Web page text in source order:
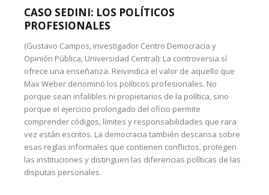
CASO SEDINI: LOS POLÍTICOS
PROFESIONALES
(Gustavo Campos, investigador Centro Democracia y
Opinión Pública, Universidad Central): La controversia sí
ofrece una enseñanza. Reivindica el valor de aquello que
Max Weber denominó los políticos profesionales. No
porque sean infalibles ni propietarios de la política, sino
porque el ejercicio prolongado del oficio permite
comprender códigos, límites y responsabilidades que rara
vez están escritos. La democracia también descansa sobre
esas reglas informales que contienen conflictos, protegen
las instituciones y distinguen las diferencias políticas de las
disputas personales.